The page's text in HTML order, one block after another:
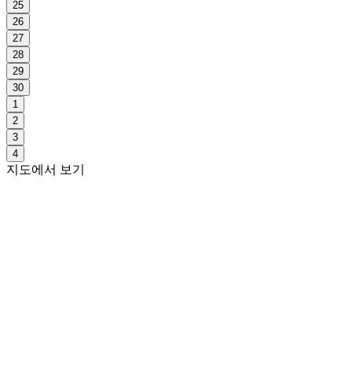
25
26
27
28
29
30
1
2
3
4
지도에서 보기